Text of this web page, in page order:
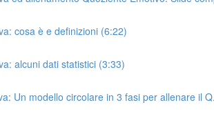
cosa è e definizioni (6:22)
alcuni dati statistici (3:33)
Un modello circolare in 3 fasi per allenare il